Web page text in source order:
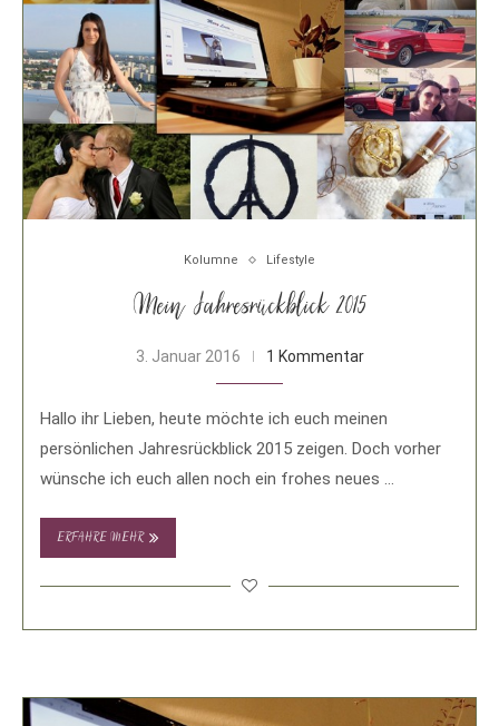
Kolumne Lifestyle
Mein Jahresrückblick 2015
3. Januar 2016 1 Kommentar
Hallo ihr Lieben, heute möchte ich euch meinen
persönlichen Jahresrückblick 2015 zeigen. Doch vorher
wünsche ich euch allen noch ein frohes neues …
ERFAHRE MEHR